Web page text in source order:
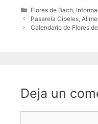
Categorías
Flores de Bach
Pasarela Cibeles,
Calendario de Flores
Deja un